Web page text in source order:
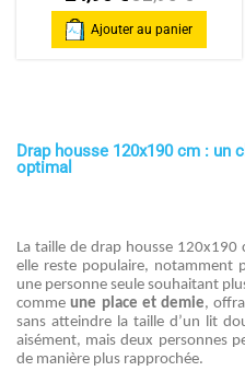
Ajouter au panier
Drap housse 120x190 cm : un
optimal
La taille de drap housse 120x190
elle reste populaire, notamment
une personne seule souhaitant
commeune place et demie,
sans atteindre la taille d’un lit
aisément, mais deux personnes
de manière plus rapprochée.